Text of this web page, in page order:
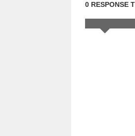
0 RESPONSE